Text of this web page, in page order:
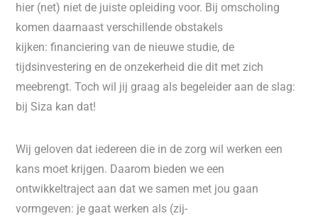
hier (net) niet de juiste opleiding voor. Bij omscholing
komen daarnaast verschillende obstakels
kijken: financiering van de nieuwe studie, de
tijdsinvestering en de onzekerheid die dit met zich
meebrengt. Toch wil jij graag als begeleider aan de slag:
bij Siza kan dat!
Wij geloven dat iedereen die in de zorg wil werken een
kans moet krijgen. Daarom bieden we een
ontwikkeltraject aan dat we samen met jou gaan
vormgeven: je gaat werken als (zij-